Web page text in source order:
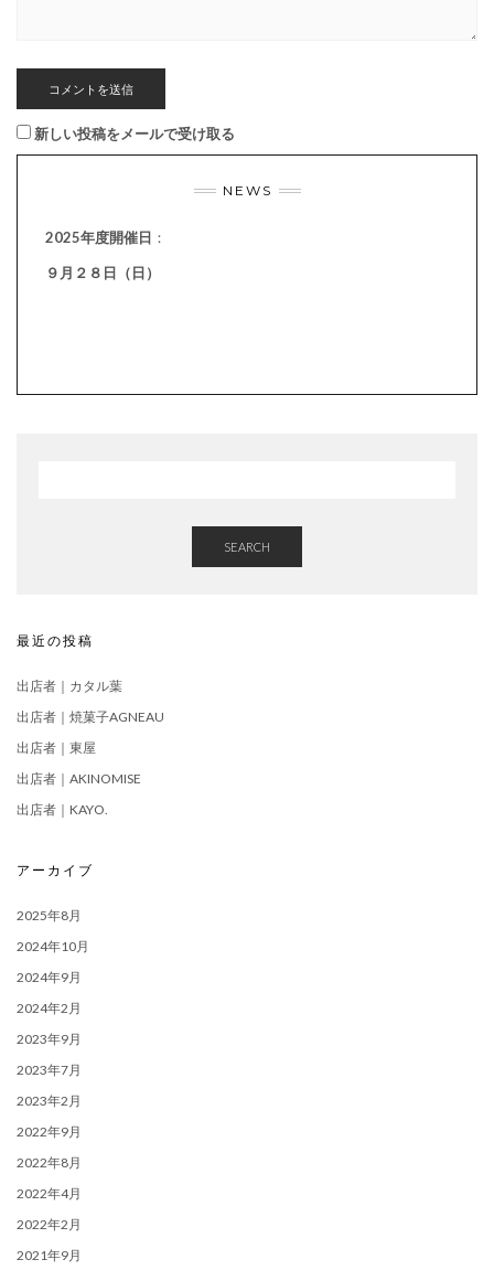
新しい投稿をメールで受け取る
NEWS
2025年度開催日 ：
９月２８日（日）
SEARCH
最近の投稿
出店者｜カタル葉
出店者｜焼菓子AGNEAU
出店者｜東屋
出店者｜AKINOMISE
出店者｜KAYO.
アーカイブ
2025年8月
2024年10月
2024年9月
2024年2月
2023年9月
2023年7月
2023年2月
2022年9月
2022年8月
2022年4月
2022年2月
2021年9月